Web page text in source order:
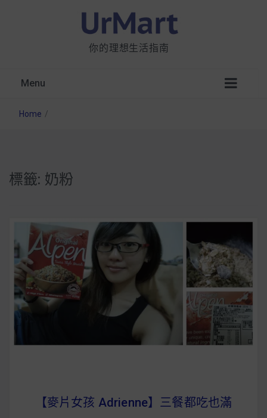
你的理想生活指南
Menu
星巴克都用 OATLY 泡咖啡？市售燕麥奶大剖
無麩質食物清單一覽：燕麥、麵包還有餅乾，
早餐這樣料理最適合！
早上沒時間做早餐？10 款隔夜更美味的燕麥粥
簡單料理
2020 年最新蛋白粉終極指南，讓你一次搞
Home /
標籤: 奶粉
【麥片女孩 Adrienne】三餐都吃也滿